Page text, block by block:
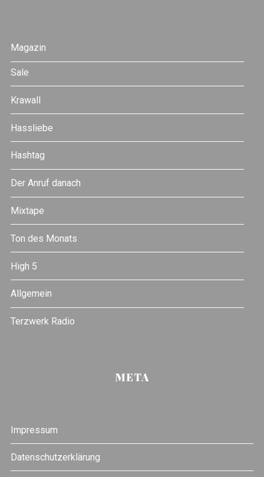
Magazin
Sale
Krawall
Hassliebe
Hashtag
Der Anruf danach
Mixtape
Ton des Monats
High 5
Allgemein
Terzwerk Radio
META
Impressum
Datenschutzerklärung